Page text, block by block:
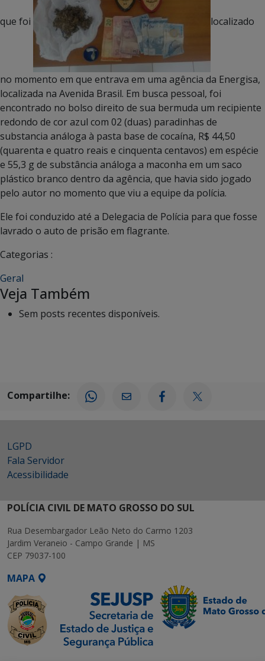
que foi localizado
no momento em que entrava em uma agência da Energisa,
localizada na Avenida Brasil. Em busca pessoal, foi
encontrado no bolso direito de sua bermuda um recipiente
redondo de cor azul com 02 (duas) paradinhas de
substancia análoga à pasta base de cocaína, R$ 44,50
(quarenta e quatro reais e cinquenta centavos) em espécie
e 55,3 g de substância análoga a maconha em um saco
plástico branco dentro da agência, que havia sido jogado
pelo autor no momento que viu a equipe da polícia.
Ele foi conduzido até a Delegacia de Polícia para que fosse
lavrado o auto de prisão em flagrante.
Categorias :
Geral
Veja Também
Sem posts recentes disponíveis.
Compartilhe:
LGPD
Fala Servidor
Acessibilidade
POLÍCIA CIVIL DE MATO GROSSO DO SUL
Rua Desembargador Leão Neto do Carmo 1203
Jardim Veraneio - Campo Grande | MS
CEP 79037-100
MAPA